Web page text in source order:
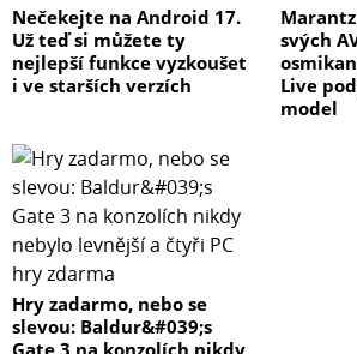
Nečekejte na Android 17.
Už teď si můžete ty
nejlepší funkce vyzkoušet
i ve starších verzích
svých
Live
model
Hry zadarmo, nebo se
slevou: Baldur&#039;s